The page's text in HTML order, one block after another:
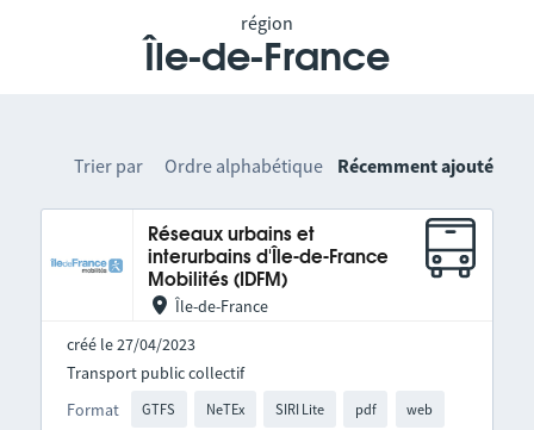
région
Île-de-France
Trier par Ordre alphabétique Récemment ajouté
Réseaux urbains et
interurbains d'Île-de-France
Mobilités (IDFM)
Île-de-France
créé le 27/04/2023
Format GTFS NeTEx SIRI Lite pdf web
Transport public collectif